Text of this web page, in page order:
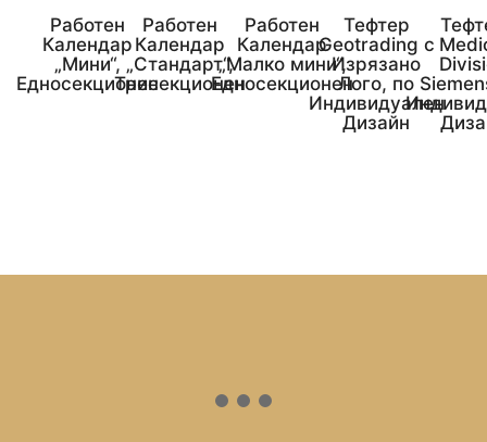
Работен
Календар
„Мини“,
Едносекционен
Работен
Календар
„Стандарт“,
Трисекционен
Работен
Календар
„Малко мини“,
Едносекционен
Тефтер
Geotrading с
Изрязано
Лого, по
Индивидуален
Дизайн